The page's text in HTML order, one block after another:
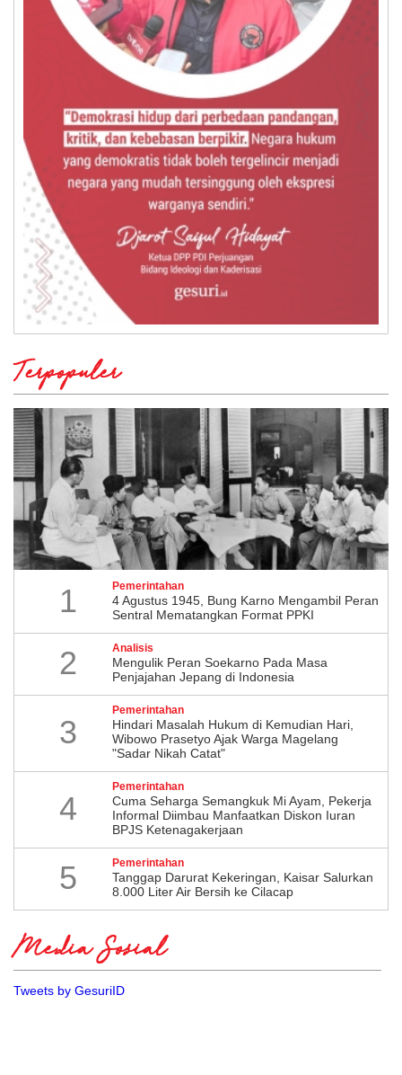
Terpopuler
1 Pemerintahan
4 Agustus 1945, Bung Karno Mengambil Peran
Sentral Mematangkan Format PPKI
2 Analisis
Mengulik Peran Soekarno Pada Masa
Penjajahan Jepang di Indonesia
3
Pemerintahan
Hindari Masalah Hukum di Kemudian Hari,
Wibowo Prasetyo Ajak Warga Magelang
"Sadar Nikah Catat"
4
Pemerintahan
Cuma Seharga Semangkuk Mi Ayam, Pekerja
Informal Diimbau Manfaatkan Diskon Iuran
BPJS Ketenagakerjaan
5 Pemerintahan
Tanggap Darurat Kekeringan, Kaisar Salurkan
8.000 Liter Air Bersih ke Cilacap
Media Sosial
Tweets by GesuriID